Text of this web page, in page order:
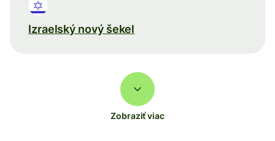
Izraelský nový šekel
Zobraziť viac